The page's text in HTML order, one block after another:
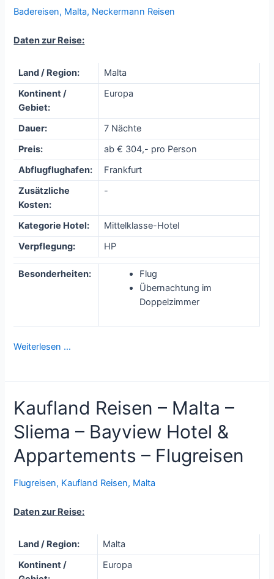
Badereisen, Malta, Neckermann Reisen
Daten zur Reise:
Land / Region:
Malta
Kontinent /
Gebiet:
Europa
Dauer:
7 Nächte
Preis:
ab € 304,- pro Person
Abflugflughafen:
Frankfurt
Zusätzliche
Kosten:
-
Kategorie Hotel:
Mittelklasse-Hotel
Verpflegung:
HP
Besonderheiten:
Flug
Übernachtung im
Doppelzimmer
Weiterlesen …
Kaufland Reisen – Malta –
Sliema – Bayview Hotel &
Appartements – Flugreisen
Flugreisen, Kaufland Reisen, Malta
Daten zur Reise:
Land / Region:
Malta
Kontinent /
Europa